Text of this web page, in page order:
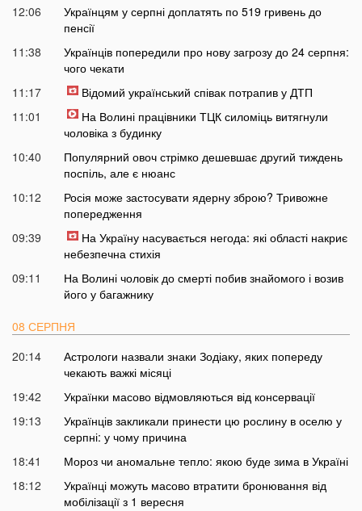
12:06
Українцям у серпні доплатять по 519 гривень до
пенсії
11:38
Українців попередили про нову загрозу до 24 серпня:
чого чекати
11:17
Відомий український співак потрапив у ДТП
11:01
На Волині працівники ТЦК силоміць витягнули
чоловіка з будинку
10:40
Популярний овоч стрімко дешевшає другий тиждень
поспіль, але є нюанс
10:12
Росія може застосувати ядерну зброю? Тривожне
попередження
09:39
На Україну насувається негода: які області накриє
небезпечна стихія
09:11
На Волині чоловік до смерті побив знайомого і возив
його у багажнику
08 СЕРПНЯ
20:14
Астрологи назвали знаки Зодіаку, яких попереду
чекають важкі місяці
19:42
Українки масово відмовляються від консервації
19:13
Українців закликали принести цю рослину в оселю у
серпні: у чому причина
18:41
Мороз чи аномальне тепло: якою буде зима в Україні
18:12
Українці можуть масово втратити бронювання від
мобілізації з 1 вересня